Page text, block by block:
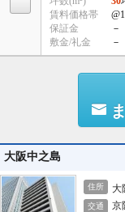
賃料価格帯
保証金
－
敷金/礼金
大阪中之島
住所 大
交通
京